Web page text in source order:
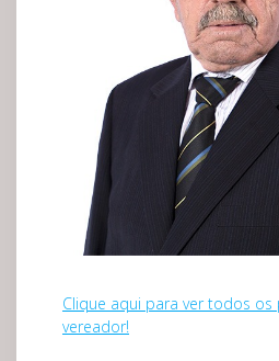
Clique aqui para ver todos
vereador!